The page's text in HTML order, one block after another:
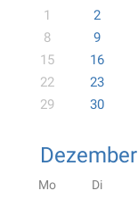
1 2
8
9
15
16
22
23
29
30
Dezember
Mo Di